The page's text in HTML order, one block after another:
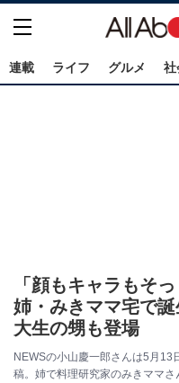
連載 ライフ グルメ 社
「顔もキャラもそ
姉・みきママ宅で
大生の甥も登場
NEWSの小山慶一郎さんは5月13
稿。姉で料理研究家のみきママ